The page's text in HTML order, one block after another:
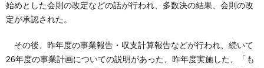
始めとした会則の改定などの話が行われ、多数決の結果、会則の改
定が承認された。
その後、昨年度の事業報告・収支計算報告などが行われ、続いて
26年度の事業計画についての説明があった、昨年度実施した、「も